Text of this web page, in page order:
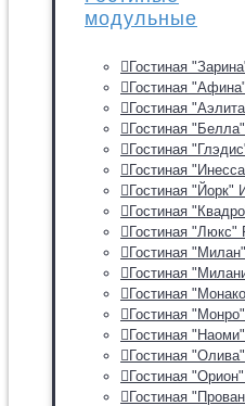
модульные
Гостиная
Гостиная
Гостиная
Гостиная
Гостиная
Гостиная
Гостиная "Йорк"
Гостиная
Гостиная "Люкс"
Гостиная
Гостиная
Гостиная
Гостиная
Гостиная
Гостиная "Олива"
Гостиная
Гостиная